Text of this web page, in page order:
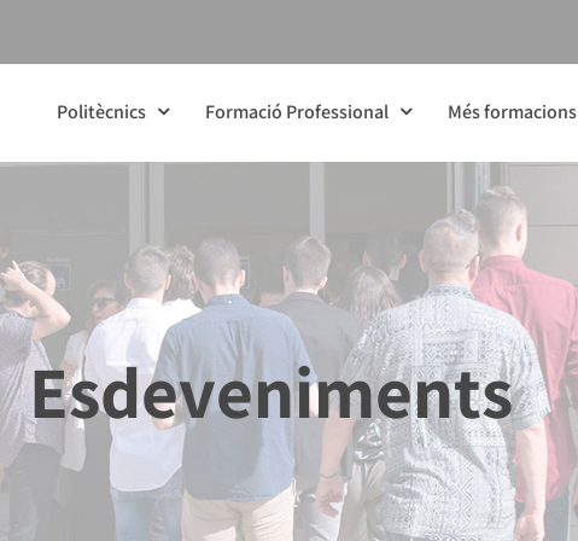
Politècnics Formació Professional Més formacions
Esdeveniments